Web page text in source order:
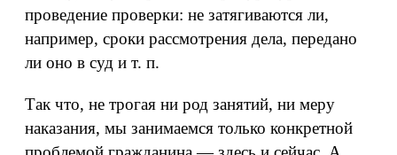
проведение проверки: не затягиваются ли,
например, сроки рассмотрения дела, передано
ли оно в суд и т. п.
Так что, не трогая ни род занятий, ни меру
наказания, мы занимаемся только конкретной